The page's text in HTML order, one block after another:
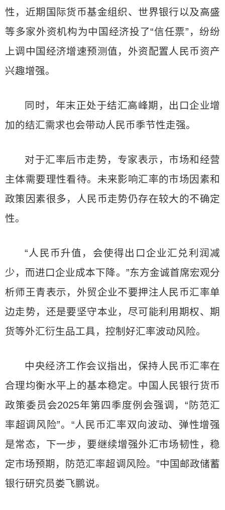
性，近期国际货币基金组织、世界银行以及高盛
等多家外资机构为中国经济投了“信任票”，纷纷
上调中国经济增速预测值，外资配置人民币资产
兴趣增强。
同时，年末正处于结汇高峰期，出口企业增
加的结汇需求也会带动人民币季节性走强。
对于汇率后市走势，专家表示，市场和经营
主体需要理性看待。未来影响汇率的市场因素和
政策因素很多，人民币走势仍存在较大的不确定
性。
“人民币升值，会使得出口企业汇兑利润减
少，而进口企业成本下降。”东方金诚首席宏观分
析师王青表示，外贸企业不要押注人民币汇率单
边走势，还是要坚守本业，尽可能利用期权、期
货等外汇衍生品工具，控制好汇率波动风险。
中央经济工作会议指出，保持人民币汇率在
合理均衡水平上的基本稳定。中国人民银行货币
政策委员会2025年第四季度例会强调，“防范汇
率超调风险”。“人民币汇率双向波动、弹性增强
是常态，下一步，要继续增强外汇市场韧性，稳
定市场预期，防范汇率超调风险。”中国邮政储蓄
银行研究员娄飞鹏说。